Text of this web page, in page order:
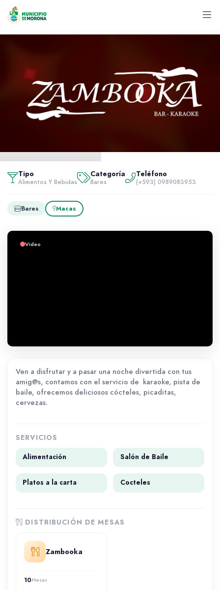
Alimentos y bebidas
Tipo
Alimentos Y Bebidas
Categoría
Bares
Teléfono
(+593) 0989083953
Bares Macas
Video
Ven a disfrutar y a pasar una noche divertida con tus
amig@s, contamos con el servicio de karaoke, pista de
baile, ofrecemos deliciosos cócteles, picaditas,
cervezas.
SERVICIOS
Alimentación Salón de Baile
Platos a la carta Cocteles
DISTRIBUCIÓN DE MESAS
Zambooka
10Mesas